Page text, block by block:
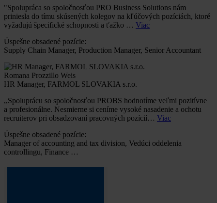
"Spolupráca so spoločnosťou PRO Business Solutions nám
priniesla do tímu skúsených kolegov na kľúčových pozíciách, ktoré
vyžadujú špecifické schopnosti a ťažko … Viac
Úspešne obsadené pozície:
Supply Chain Manager, Production Manager, Senior Accountant
Romana Prozzillo Weis
HR Manager, FARMOL SLOVAKIA s.r.o.
,,Spoluprácu so spoločnosťou PROBS hodnotíme veľmi pozitívne
a profesionálne. Nesmierne si ceníme vysoké nasadenie a ochotu
recruiterov pri obsadzovaní pracovných pozícií… Viac
Úspešne obsadené pozície:
Manager of accounting and tax division, Vedúci oddelenia
controllingu, Finance …